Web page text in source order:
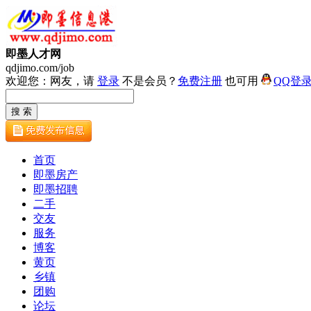
即墨人才网
qdjimo.com/job
欢迎您：网友，请 登录 不是会员？ 免费注册 也可用 QQ登
首页
即墨房产
即墨招聘
二手
交友
服务
博客
黄页
乡镇
团购
论坛